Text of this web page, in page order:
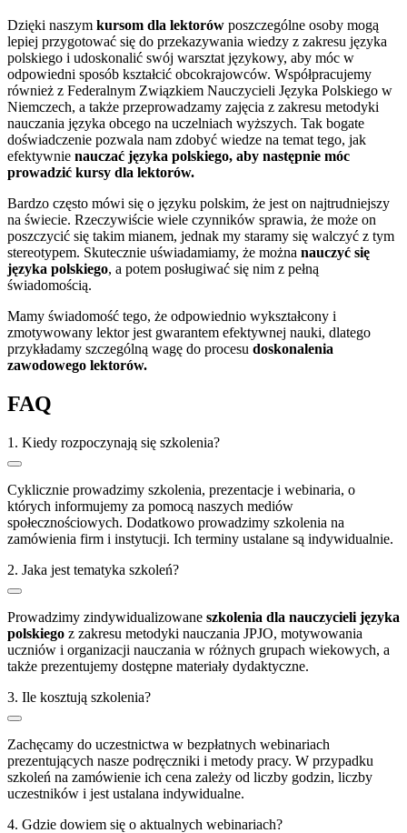
Dzięki naszym kursom dla lektorów poszczególne osoby mogą
lepiej przygotować się do przekazywania wiedzy z zakresu języka
polskiego i udoskonalić swój warsztat językowy, aby móc w
odpowiedni sposób kształcić obcokrajowców. Współpracujemy
również z Federalnym Związkiem Nauczycieli Języka Polskiego w
Niemczech, a także przeprowadzamy zajęcia z zakresu metodyki
nauczania języka obcego na uczelniach wyższych. Tak bogate
doświadczenie pozwala nam zdobyć wiedze na temat tego, jak
efektywnie nauczać języka polskiego, aby następnie móc
prowadzić kursy dla lektorów.
Bardzo często mówi się o języku polskim, że jest on najtrudniejszy
na świecie. Rzeczywiście wiele czynników sprawia, że może on
poszczycić się takim mianem, jednak my staramy się walczyć z tym
stereotypem. Skutecznie uświadamiamy, że można nauczyć się
języka polskiego, a potem posługiwać się nim z pełną
świadomością.
Mamy świadomość tego, że odpowiednio wykształcony i
zmotywowany lektor jest gwarantem efektywnej nauki, dlatego
przykładamy szczególną wagę do procesu doskonalenia
zawodowego lektorów.
FAQ
1. Kiedy rozpoczynają się szkolenia?
Cyklicznie prowadzimy szkolenia, prezentacje i webinaria, o
których informujemy za pomocą naszych mediów
społecznościowych. Dodatkowo prowadzimy szkolenia na
zamówienia firm i instytucji. Ich terminy ustalane są indywidualnie.
2. Jaka jest tematyka szkoleń?
Prowadzimy zindywidualizowane szkolenia dla nauczycieli języka
polskiego z zakresu metodyki nauczania JPJO, motywowania
uczniów i organizacji nauczania w różnych grupach wiekowych, a
także prezentujemy dostępne materiały dydaktyczne.
3. Ile kosztują szkolenia?
Zachęcamy do uczestnictwa w bezpłatnych webinariach
prezentujących nasze podręczniki i metody pracy. W przypadku
szkoleń na zamówienie ich cena zależy od liczby godzin, liczby
uczestników i jest ustalana indywidualne.
4. Gdzie dowiem się o aktualnych webinariach?